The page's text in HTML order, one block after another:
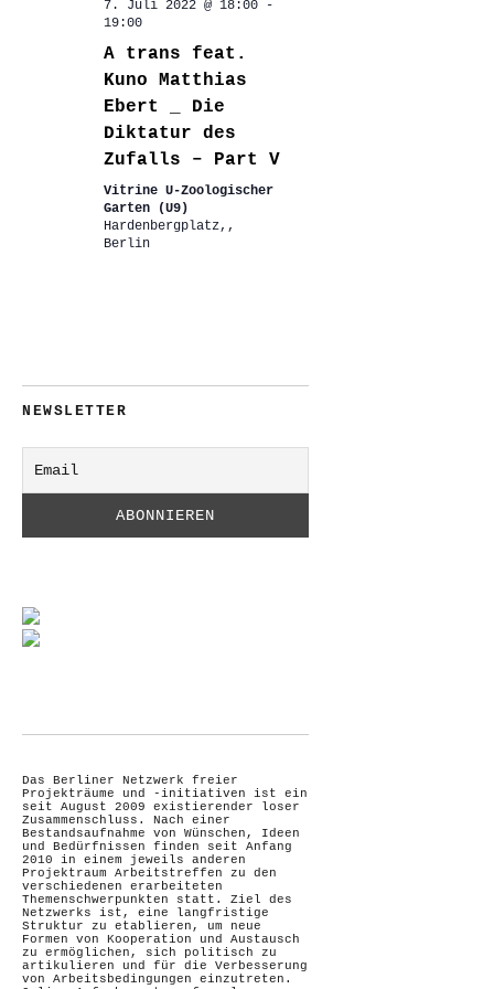
7. Juli 2022 @ 18:00-
19:00
A trans feat.
Kuno Matthias
Ebert _ Die
Diktatur des
Zufalls – Part V
Vitrine U-Zoologischer
Garten (U9)
Hardenbergplatz,,
Berlin
NEWSLETTER
Das Berliner Netzwerk freier
Projekträume und -initiativen ist ein
seit August 2009 existierender loser
Zusammenschluss. Nach einer
Bestandsaufnahme von Wünschen, Ideen
und Bedürfnissen finden seit Anfang
2010 in einem jeweils anderen
Projektraum Arbeitstreffen zu den
verschiedenen erarbeiteten
Themenschwerpunkten statt. Ziel des
Netzwerks ist, eine langfristige
Struktur zu etablieren, um neue
Formen von Kooperation und Austausch
zu ermöglichen, sich politisch zu
artikulieren und für die Verbesserung
von Arbeitsbedingungen einzutreten.